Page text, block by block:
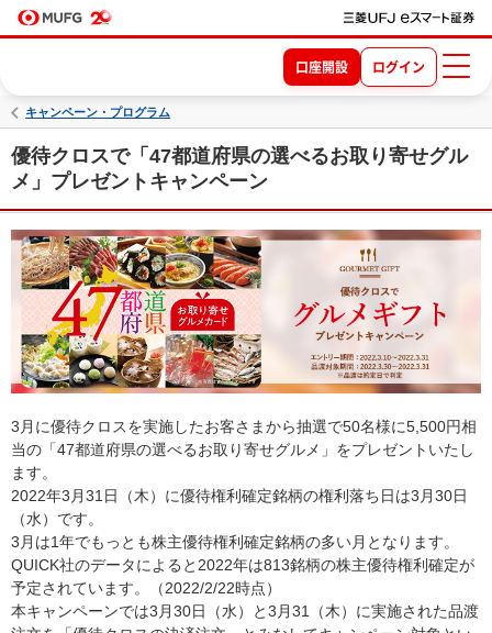
口座開設 ログイン
キャンペーン・プログラム
優待クロスで「47都道府県の選べるお取り寄せグル
メ」プレゼントキャンペーン
3月に優待クロスを実施したお客さまから抽選で50名様に5,500円相
当の「47都道府県の選べるお取り寄せグルメ」をプレゼントいたし
ます。
2022年3月31日（木）に優待権利確定銘柄の権利落ち日は3月30日
（水）です。
3月は1年でもっとも株主優待権利確定銘柄の多い月となります。
QUICK社のデータによると2022年は813銘柄の株主優待権利確定が
予定されています。（2022/2/22時点）
本キャンペーンでは3月30日（水）と3月31（木）に実施された品渡